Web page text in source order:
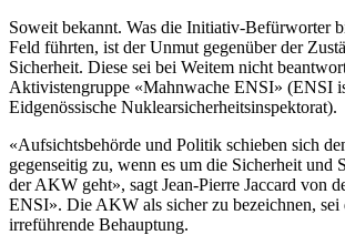
Soweit bekannt. Was die Initiativ-Befürworter
Feld führten, ist der Unmut gegenüber der
Sicherheit. Diese sei bei Weitem nicht
Aktivistengruppe «Mahnwache ENSI» (ENSI
Eidgenössische Nuklearsicherheitsinspektorat).
«Aufsichtsbehörde und Politik schieben sich
gegenseitig zu, wenn es um die Sicherheit und
der AKW geht», sagt Jean-Pierre Jaccard von
ENSI». Die AKW als sicher zu bezeichnen, sei
irreführende Behauptung.